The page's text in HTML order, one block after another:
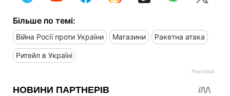
Більше по темі:
Війна Росії проти України Магазини Ракетна атака
Ритейл в Україні